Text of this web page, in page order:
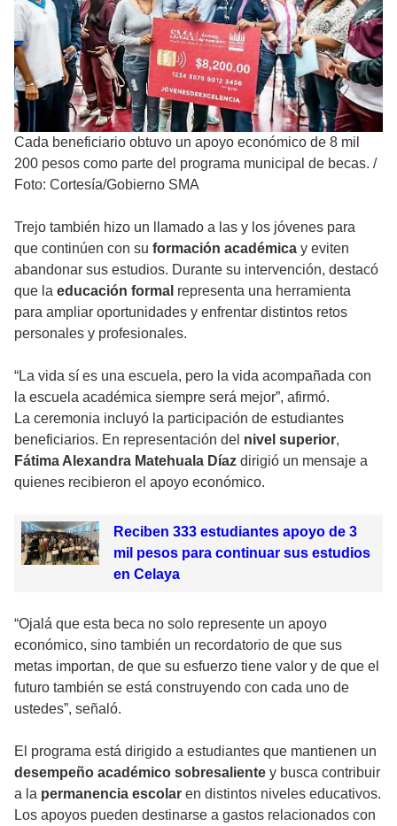
Cada beneficiario obtuvo un apoyo económico de 8 mil
200 pesos como parte del programa municipal de becas. /
Foto: Cortesía/Gobierno SMA
Trejo también hizo un llamado a las y los jóvenes para
que continúen con su formación académica y eviten
abandonar sus estudios. Durante su intervención, destacó
que la educación formal representa una herramienta
para ampliar oportunidades y enfrentar distintos retos
personales y profesionales.
“La vida sí es una escuela, pero la vida acompañada con
la escuela académica siempre será mejor”, afirmó.
La ceremonia incluyó la participación de estudiantes
beneficiarios. En representación del nivel superior,
Fátima Alexandra Matehuala Díaz dirigió un mensaje a
quienes recibieron el apoyo económico.
Reciben 333 estudiantes apoyo de 3
mil pesos para continuar sus estudios
en Celaya
“Ojalá que esta beca no solo represente un apoyo
económico, sino también un recordatorio de que sus
metas importan, de que su esfuerzo tiene valor y de que el
futuro también se está construyendo con cada uno de
ustedes”, señaló.
El programa está dirigido a estudiantes que mantienen un
desempeño académico sobresaliente y busca contribuir
a la permanencia escolar en distintos niveles educativos.
Los apoyos pueden destinarse a gastos relacionados con